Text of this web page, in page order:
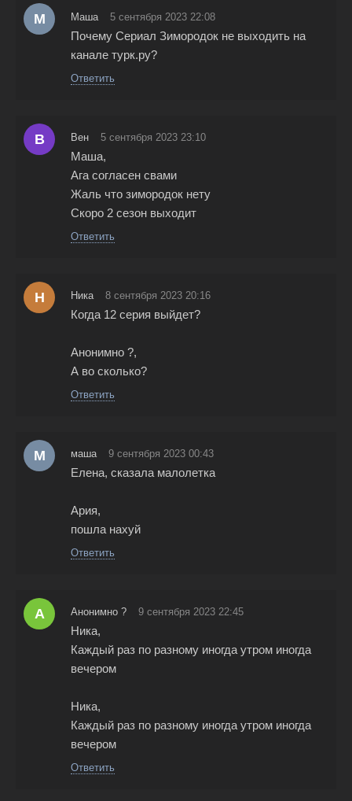
М Маша 5 сентября 2023 22:08
Почему Сериал Зимородок не выходить на
канале турк.ру?
Ответить
В Вен 5 сентября 2023 23:10
Маша,
Ага согласен свами
Жаль что зимородок нету
Скоро 2 сезон выходит
Ответить
Н Ника 8 сентября 2023 20:16
Когда 12 серия выйдет?
Анонимно ?,
А во сколько?
Ответить
М маша 9 сентября 2023 00:43
Елена, сказала малолетка
Ария,
пошла нахуй
Ответить
А Анонимно ? 9 сентября 2023 22:45
Ника,
Каждый раз по разному иногда утром иногда
вечером
Ника,
Каждый раз по разному иногда утром иногда
вечером
Ответить